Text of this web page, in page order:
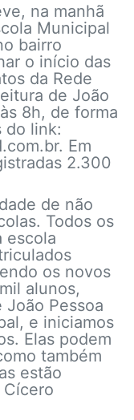
na manhã
Municipal
bairro
o início das
da Rede
de João
8h, de forma
do link:
Em
2.300
de não
Todos os
escola
os novos
alunos,
João Pessoa
e iniciamos
Elas podem
também
estão
Cícero